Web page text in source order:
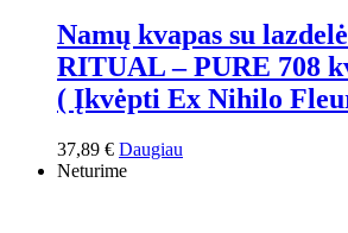
Namų kvapas su
RITUAL – PURE 708
( Įkvėpti Ex Nihilo
37,89 € Daugiau
Neturime